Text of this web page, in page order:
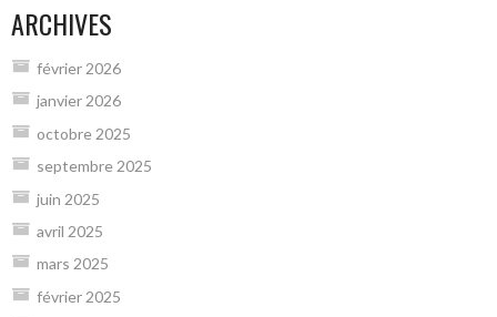
ARCHIVES
février 2026
janvier 2026
octobre 2025
septembre 2025
juin 2025
avril 2025
mars 2025
février 2025